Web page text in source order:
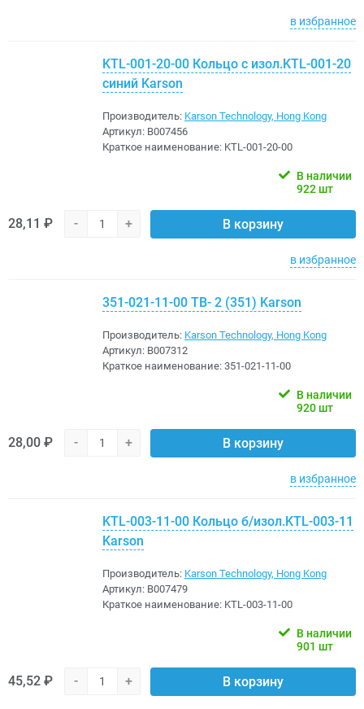
в избранное
KTL-001-20-00 Кольцо с изол.KTL-001-20
синий Karson
Производитель: Karson Technology, Hong Kong
Артикул: B007456
Краткое наименование: KTL-001-20-00
В наличии
922 шт
28,11 ₽ - + В корзину
в избранное
351-021-11-00 ТВ- 2 (351) Karson
Производитель: Karson Technology, Hong Kong
Артикул: B007312
Краткое наименование: 351-021-11-00
В наличии
920 шт
28,00 ₽ - + В корзину
в избранное
KTL-003-11-00 Кольцо б/изол.KTL-003-11
Karson
Производитель: Karson Technology, Hong Kong
Артикул: B007479
Краткое наименование: KTL-003-11-00
В наличии
901 шт
45,52 ₽ - + В корзину